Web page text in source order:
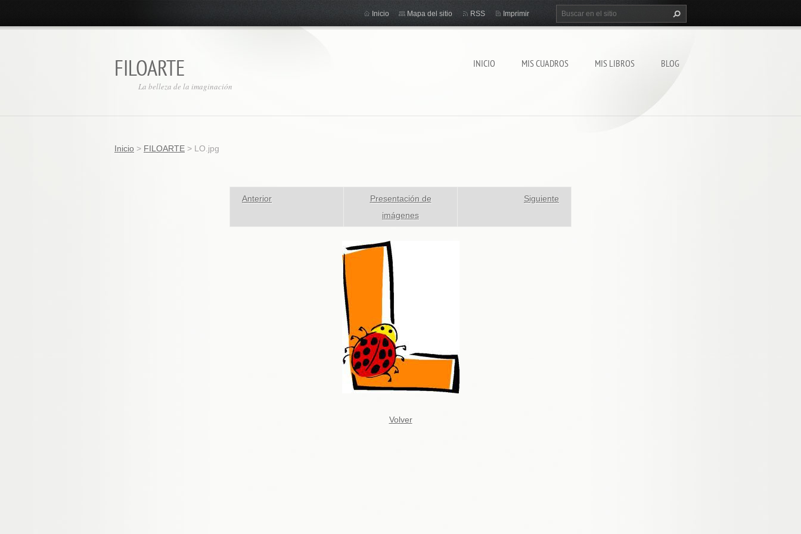
FILOARTE
La belleza de la imaginación
INICIO MIS CUADROS MIS LIBROS BLOG
Inicio Mapa del sitio RSS Imprimir
Inicio > FILOARTE > LO.jpg
Anterior
Presentación de
imágenes
Siguiente
Volver